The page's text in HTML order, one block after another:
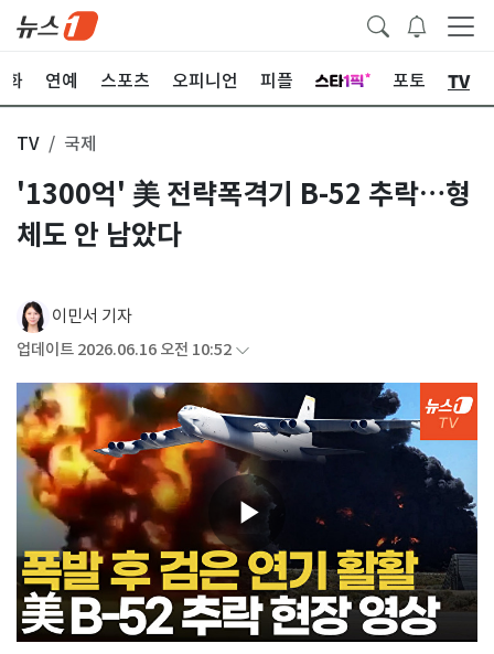
화 연예 스포츠 오피니언 피플 포토 TV
TV 국제
'1300억' 美 전략폭격기 B-52 추락…형
체도 안 남았다
이민서 기자
업데이트 2026.06.16 오전 10:52
Play
Video